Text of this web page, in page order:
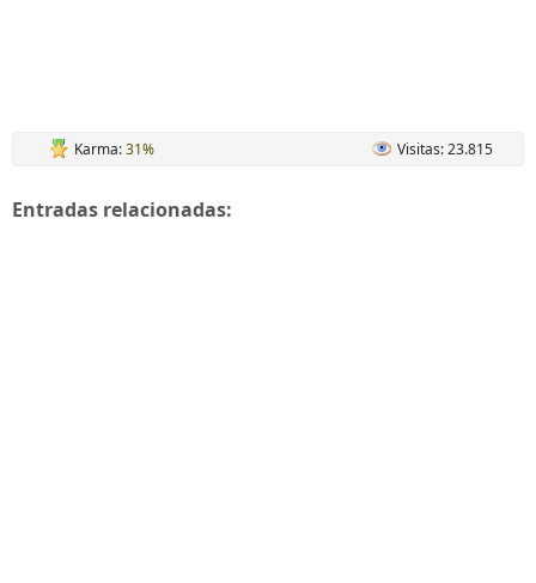
Karma:31% Visitas: 23.815
Entradas relacionadas: